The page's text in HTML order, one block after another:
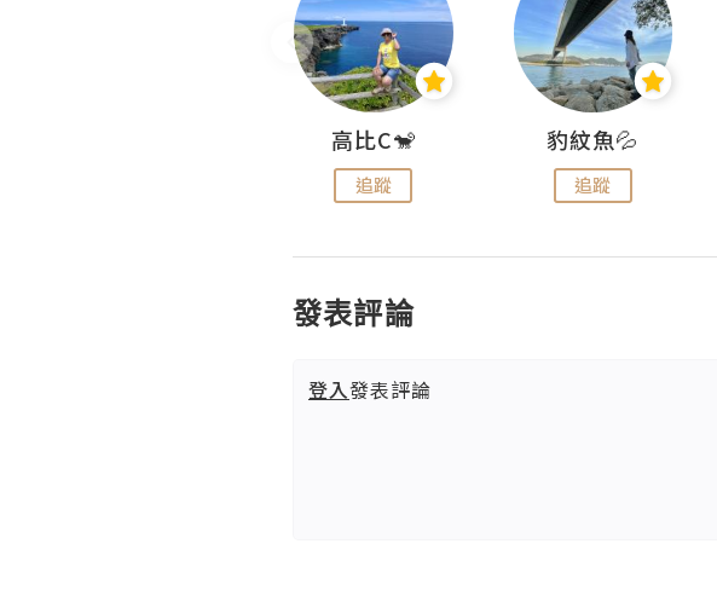
高比C🐒
追蹤
豹紋魚💦
追蹤
發表評論
登入發表評論